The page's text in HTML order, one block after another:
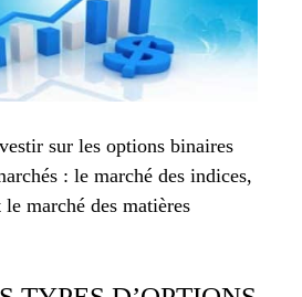
sur les options binaires
: le marché des indices,
marché des matières